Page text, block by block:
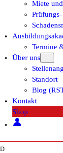
Miete
Termine
Über uns
Standort
Blog
Kontakt
Shop